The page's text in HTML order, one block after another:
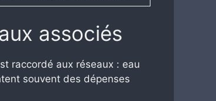
associés
raccordé aux réseaux : eau
souvent des dépenses